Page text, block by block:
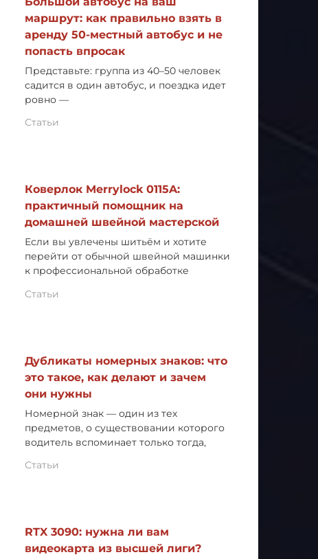
маршрут: как правильно взять в
аренду 50-местный автобус и не
попасть впросак
Представьте: группа из 40–50 человек
садится в один автобус, и поездка идет
ровно —
Статьи
Коверлок Merrylock 0115A:
практичный помощник на
домашней швейной мастерской
Если вы увлечены шитьём и хотите
перейти от обычной швейной машинки
к профессиональной обработке
Статьи
Дубликаты номерных знаков: что
это такое, как делают и зачем
они нужны
Номерной знак — один из тех
предметов, о существовании которого
водитель вспоминает только тогда,
Статьи
RTX 3090: нужна ли вам
видеокарта из высшей лиги?